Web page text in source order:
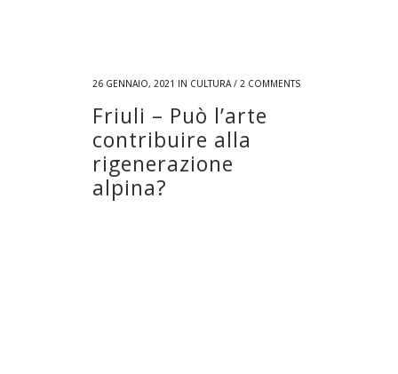
26 GENNAIO, 2021 IN CULTURA/ 2 COMMENTS
Friuli – Può l’arte
contribuire alla
rigenerazione
alpina?